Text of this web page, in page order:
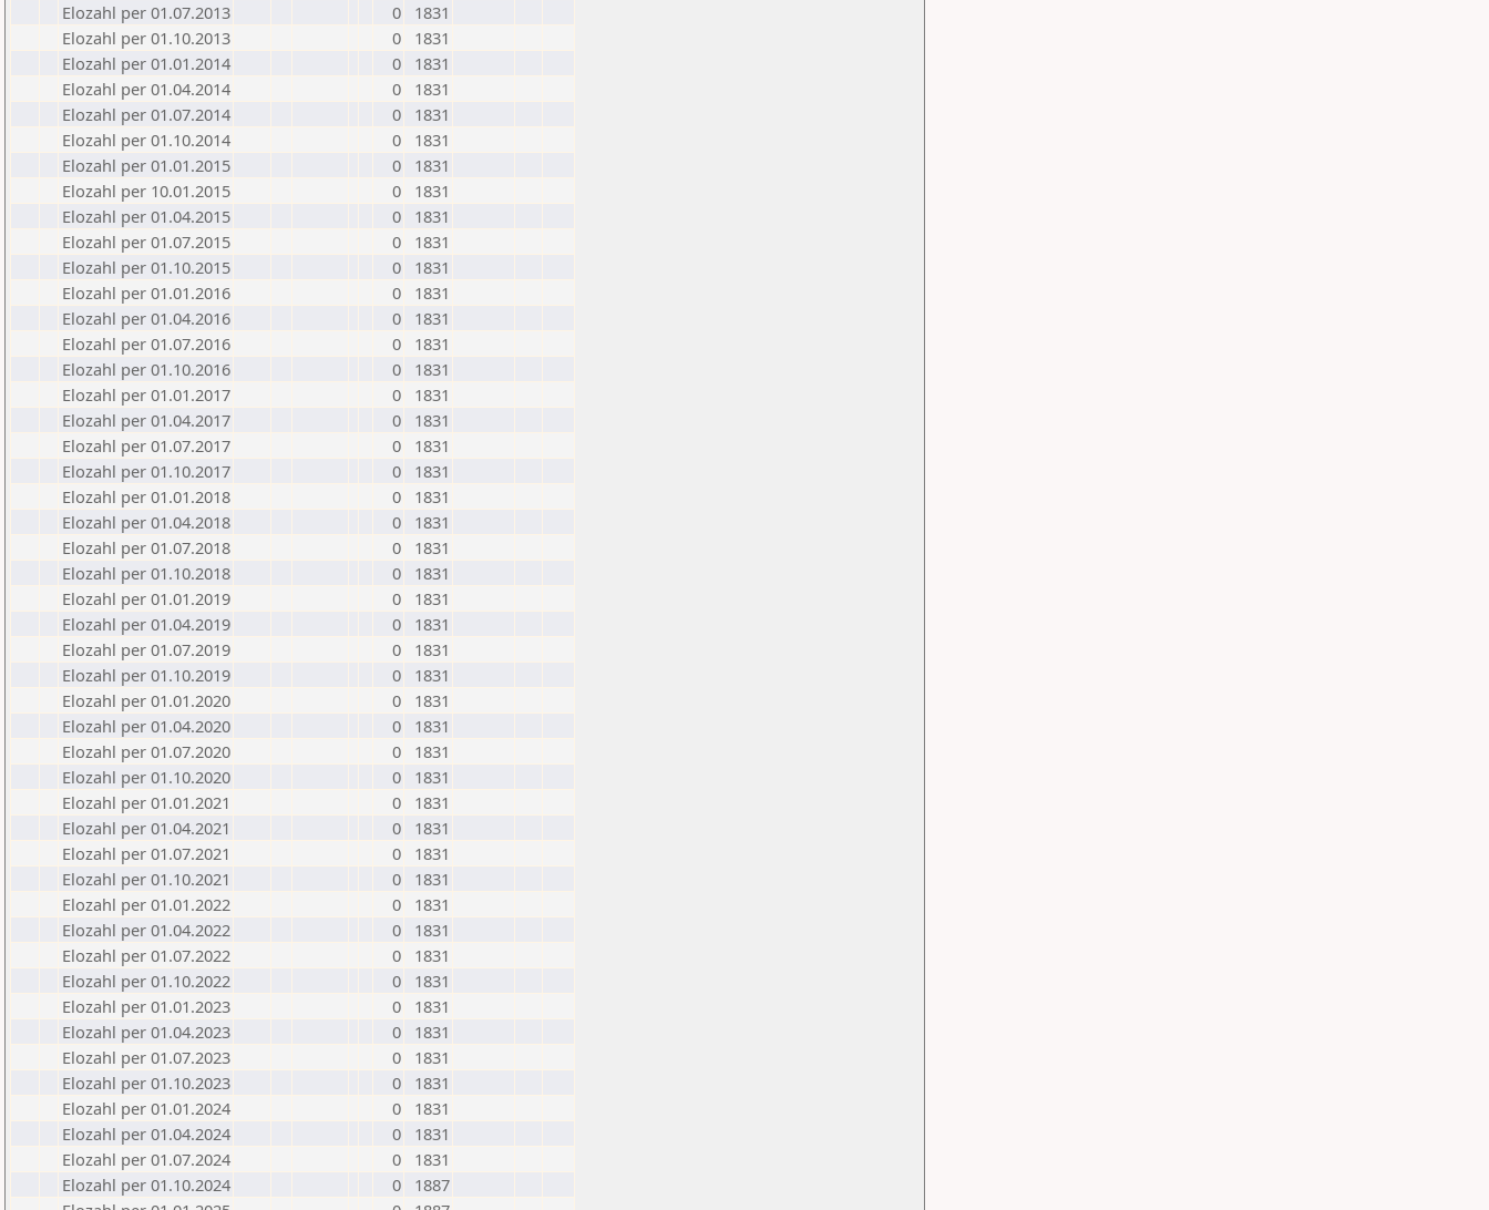
Elozahl per 01.07.2013
0
1831
Elozahl per 01.10.2013
0
1831
Elozahl per 01.01.2014
0
1831
Elozahl per 01.04.2014
0
1831
Elozahl per 01.07.2014
0
1831
Elozahl per 01.10.2014
0
1831
Elozahl per 01.01.2015
0
1831
Elozahl per 10.01.2015
0
1831
Elozahl per 01.04.2015
0
1831
Elozahl per 01.07.2015
0
1831
Elozahl per 01.10.2015
0
1831
Elozahl per 01.01.2016
0
1831
Elozahl per 01.04.2016
0
1831
Elozahl per 01.07.2016
0
1831
Elozahl per 01.10.2016
0
1831
Elozahl per 01.01.2017
0
1831
Elozahl per 01.04.2017
0
1831
Elozahl per 01.07.2017
0
1831
Elozahl per 01.10.2017
0
1831
Elozahl per 01.01.2018
0
1831
Elozahl per 01.04.2018
0
1831
Elozahl per 01.07.2018
0
1831
Elozahl per 01.10.2018
0
1831
Elozahl per 01.01.2019
0
1831
Elozahl per 01.04.2019
0
1831
Elozahl per 01.07.2019
0
1831
Elozahl per 01.10.2019
0
1831
Elozahl per 01.01.2020
0
1831
Elozahl per 01.04.2020
0
1831
Elozahl per 01.07.2020
0
1831
Elozahl per 01.10.2020
0
1831
Elozahl per 01.01.2021
0
1831
Elozahl per 01.04.2021
0
1831
Elozahl per 01.07.2021
0
1831
Elozahl per 01.10.2021
0
1831
Elozahl per 01.01.2022
0
1831
Elozahl per 01.04.2022
0
1831
Elozahl per 01.07.2022
0
1831
Elozahl per 01.10.2022
0
1831
Elozahl per 01.01.2023
0
1831
Elozahl per 01.04.2023
0
1831
Elozahl per 01.07.2023
0
1831
Elozahl per 01.10.2023
0
1831
Elozahl per 01.01.2024
0
1831
Elozahl per 01.04.2024
0
1831
Elozahl per 01.07.2024
0
1831
Elozahl per 01.10.2024
0
1887